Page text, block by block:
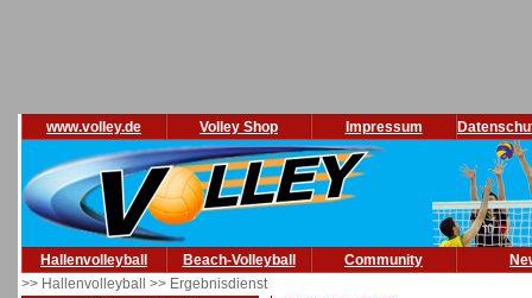
www.volley.de Volley Shop Impressum
Hallenvolleyball Beach-Volleyball Community
>> Hallenvolleyball >> Ergebnisdienst